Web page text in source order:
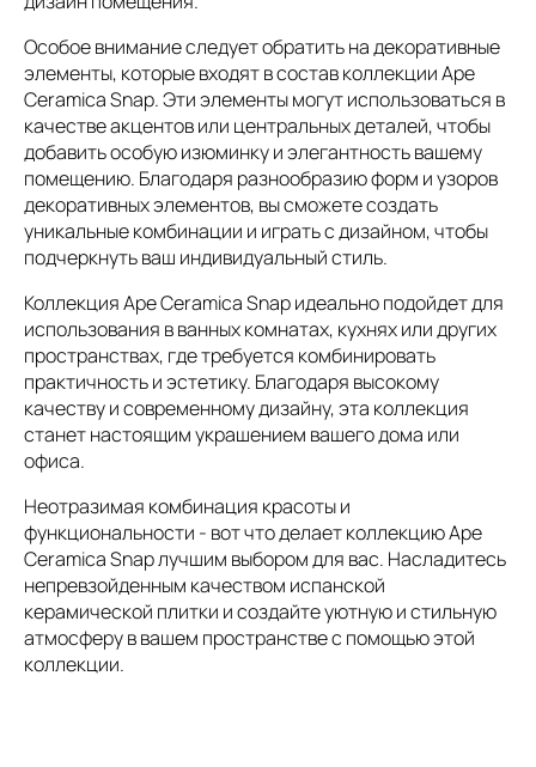
Особое внимание следует обратить на декоративные
элементы, которые входят в состав коллекции Ape
Ceramica Snap. Эти элементы могут использоваться в
качестве акцентов или центральных деталей, чтобы
добавить особую изюминку и элегантность вашему
помещению. Благодаря разнообразию форм и узоров
декоративных элементов, вы сможете создать
уникальные комбинации и играть с дизайном, чтобы
подчеркнуть ваш индивидуальный стиль.
Коллекция Ape Ceramica Snap идеально подойдет для
использования в ванных комнатах, кухнях или других
пространствах, где требуется комбинировать
практичность и эстетику. Благодаря высокому
качеству и современному дизайну, эта коллекция
станет настоящим украшением вашего дома или
офиса.
Неотразимая комбинация красоты и
функциональности - вот что делает коллекцию Ape
Ceramica Snap лучшим выбором для вас. Насладитесь
непревзойденным качеством испанской
керамической плитки и создайте уютную и стильную
атмосферу в вашем пространстве с помощью этой
коллекции.